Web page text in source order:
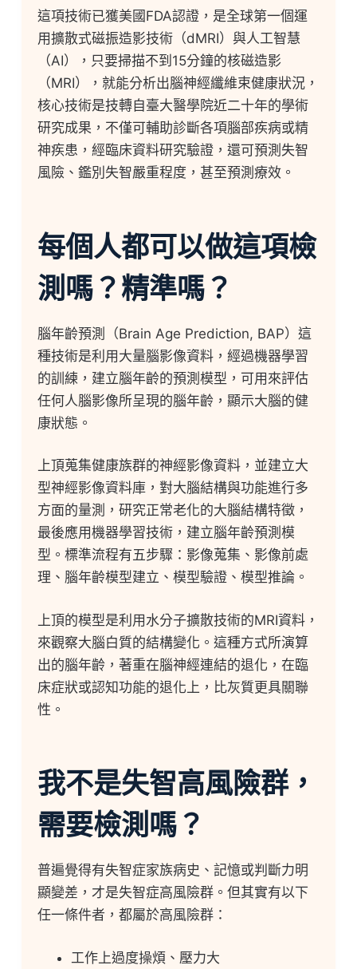
這項技術已獲美國FDA認證，是全球第一個運
用擴散式磁振造影技術（dMRI）與人工智慧
（AI），只要掃描不到15分鐘的核磁造影
（MRI），就能分析出腦神經纖維束健康狀況，
核心技術是技轉自臺大醫學院近二十年的學術
研究成果，不僅可輔助診斷各項腦部疾病或精
神疾患，經臨床資料研究驗證，還可預測失智
風險、鑑別失智嚴重程度，甚至預測療效。
每個人都可以做這項檢
測嗎？精準嗎？
腦年齡預測（Brain Age Prediction, BAP）這
種技術是利用大量腦影像資料，經過機器學習
的訓練，建立腦年齡的預測模型，可用來評估
任何人腦影像所呈現的腦年齡，顯示大腦的健
康狀態。
上頂蒐集健康族群的神經影像資料，並建立大
型神經影像資料庫，對大腦結構與功能進行多
方面的量測，研究正常老化的大腦結構特徵，
最後應用機器學習技術，建立腦年齡預測模
型。標準流程有五步驟：影像蒐集、影像前處
理、腦年齡模型建立、模型驗證、模型推論。
上頂的模型是利用水分子擴散技術的MRI資料，
來觀察大腦白質的結構變化。這種方式所演算
出的腦年齡，著重在腦神經連結的退化，在臨
床症狀或認知功能的退化上，比灰質更具關聯
性。
我不是失智高風險群，
需要檢測嗎？
普遍覺得有失智症家族病史、記憶或判斷力明
顯變差，才是失智症高風險群。但其實有以下
任一條件者，都屬於高風險群：
工作上過度操煩、壓力大